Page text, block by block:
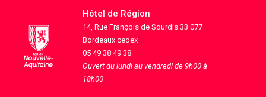
Hôtel de Région
14, Rue François de Sourdis 33 077
Bordeaux cedex
05 49 38 49 38
Ouvert du lundi au vendredi de 9h00 à
18h00